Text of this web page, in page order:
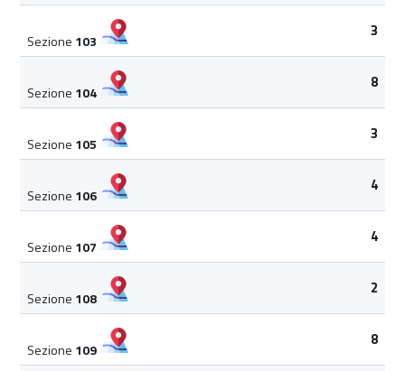
Sezione 103
3
Sezione 104
8
Sezione 105
3
Sezione 106
4
Sezione 107
4
Sezione 108
2
Sezione 109
8